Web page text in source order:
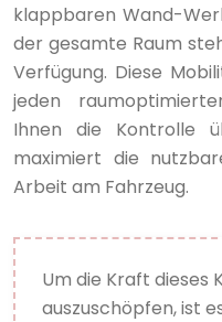
klappbaren Wand-
der gesamte Raum
Verfügung. Diese
jeden
Ihnen die Kontrolle
maximiert die
Arbeit am Fahrzeug.
Um die Kraft dieses
auszuschöpfen, ist